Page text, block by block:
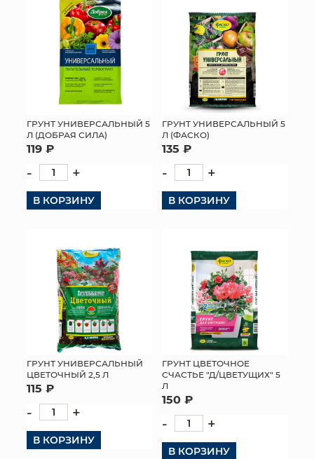
ГРУНТ УНИВЕРСАЛЬНЫЙ 5
Л (ДОБРАЯ СИЛА)
119 ₽
- +
В КОРЗИНУ
ГРУНТ УНИВЕРСАЛЬНЫЙ 5
Л (ФАСКО)
135 ₽
- +
В КОРЗИНУ
ГРУНТ УНИВЕРСАЛЬНЫЙ
ЦВЕТОЧНЫЙ 2,5 Л
115 ₽
- +
В КОРЗИНУ
ГРУНТ ЦВЕТОЧНОЕ
СЧАСТЬЕ "Д/ЦВЕТУЩИХ" 5
Л
150 ₽
- +
В КОРЗИНУ